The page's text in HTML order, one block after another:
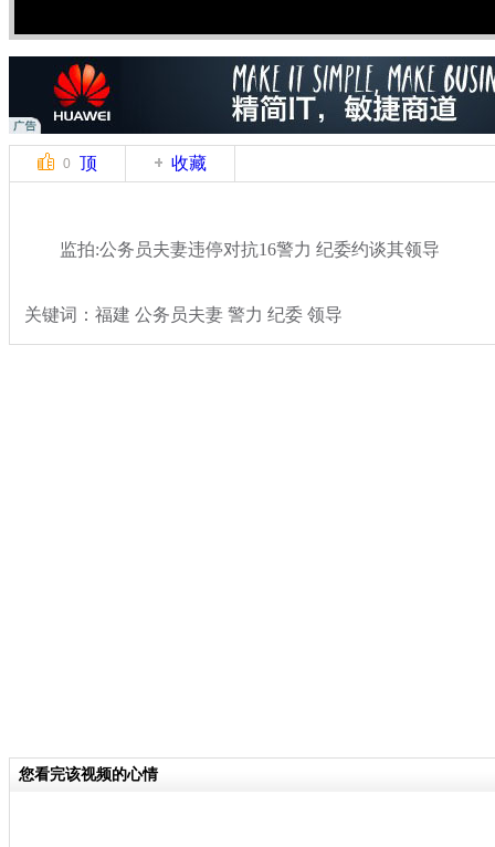
0 顶 收藏
监拍:公务员夫妻违停对抗16警力 纪委约谈其领导
关键词：福建 公务员夫妻 警力 纪委 领导
您看完该视频的心情